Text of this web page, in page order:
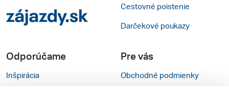
Cestovné poistenie
Darčekové poukazy
Odporúčame
Inšpirácia
Pre vás
Obchodné podmienky